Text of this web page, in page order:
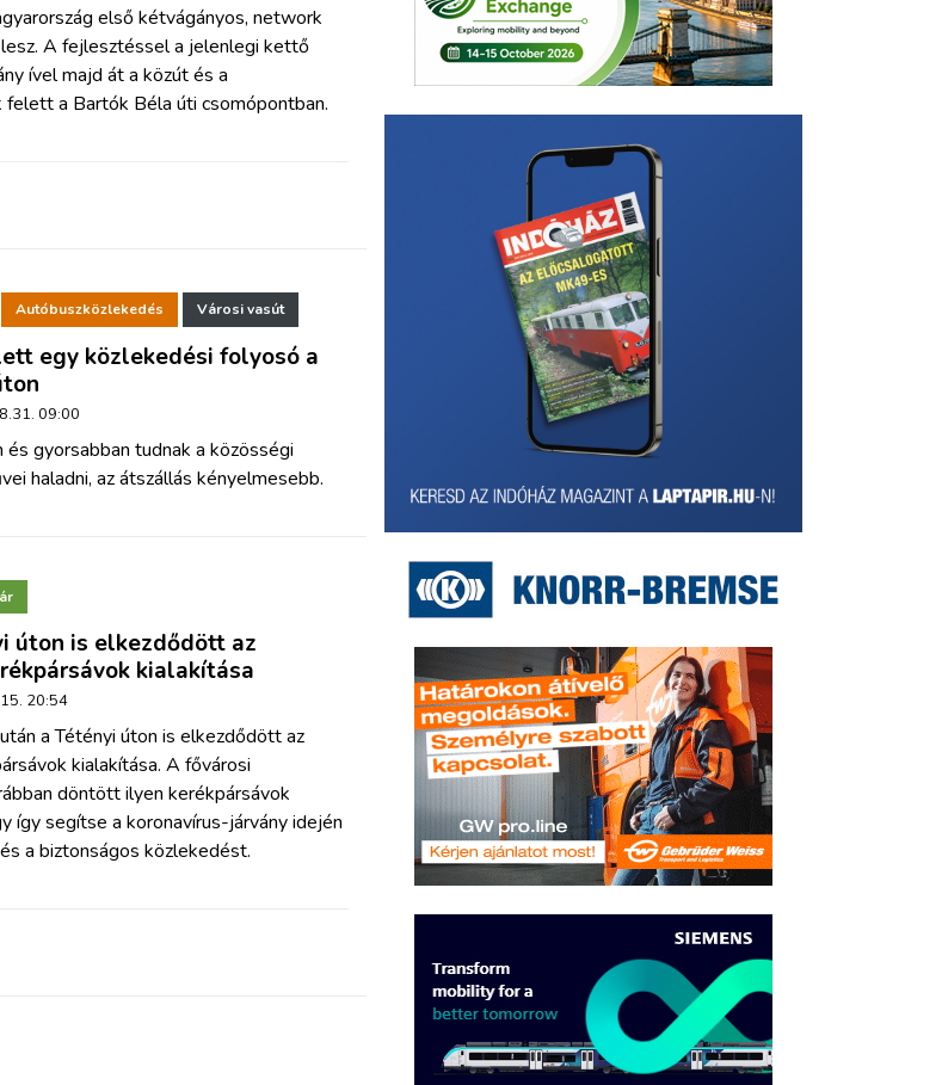
első kétvágányos, network
A fejlesztéssel a jelenlegi kettő
ível majd át a közút és a
felett a Bartók Béla úti csomópontban.
Autóbuszközlekedés Városi vasút
egy közlekedési folyosó a
09:00
gyorsabban tudnak a közösségi
haladni, az átszállás kényelmesebb.
úton is elkezdődött az
kialakítása
20:54
a Tétényi úton is elkezdődött az
kialakítása. A fővárosi
döntött ilyen kerékpársávok
így segítse a koronavírus-járvány idején
a biztonságos közlekedést.